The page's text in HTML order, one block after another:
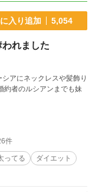
入り追加 5,054
れました
アにネックレスや髪飾り
件
ってる
ダイエット